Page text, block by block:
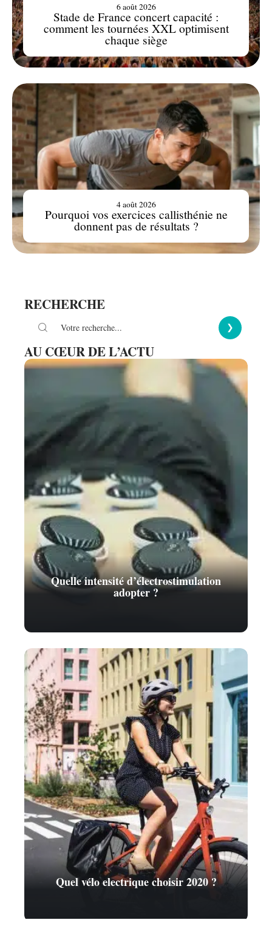
Stade de France concert capacité :
comment les tournées XXL optimisent
chaque siège
6 août 2026
Pourquoi vos exercices callisthénie ne
donnent pas de résultats ?
4 août 2026
RECHERCHE
AU CŒUR DE L’ACTU
Quelle intensité d’électrostimulation
adopter ?
Quel vélo electrique choisir 2020 ?